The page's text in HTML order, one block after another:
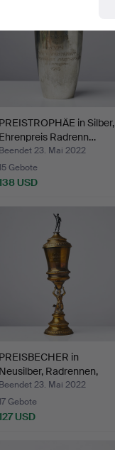
in Silber,
Radrenn…
23. Mai 2022
Gebote
USD
in
Radrennen,
23. Mai 2022
Gebote
USD